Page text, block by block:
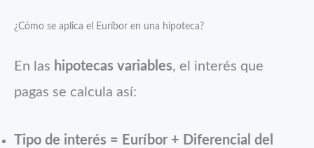
¿Cómo se aplica el Euríbor en una hipoteca?
En las hipotecas variables, el interés que
pagas se calcula así:
Tipo de interés = Euríbor + Diferencial del